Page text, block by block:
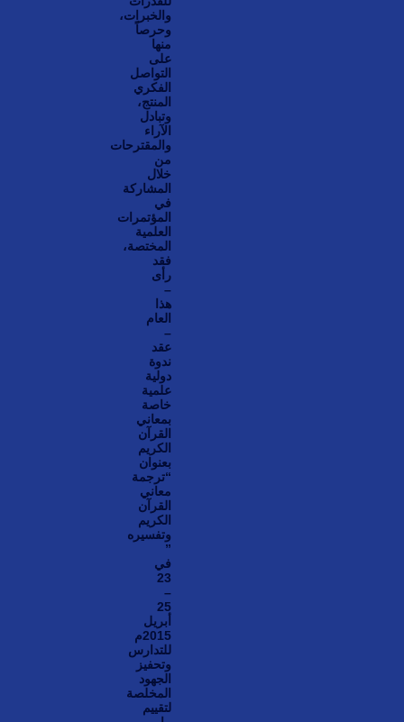
والخبرات،
وحرصاً
منها
على
التواصل
الفكري
المنتج،
وتبادل
الآراء
والمقترحات
من
خلال
المشاركة
في
المؤتمرات
العلمية
المختصة،
فقد
رأى
–
هذا
العام
–
عقد
ندوة
دولية
علمية
خاصة
بمعاني
القرآن
الكريم
بعنوان
“ترجمة
معاني
القرآن
الكريم
وتفسيره
”
في
23
–
25
أبريل
2015م
للتدارس
وتحفيز
الجهود
المخلصة
لتقييم